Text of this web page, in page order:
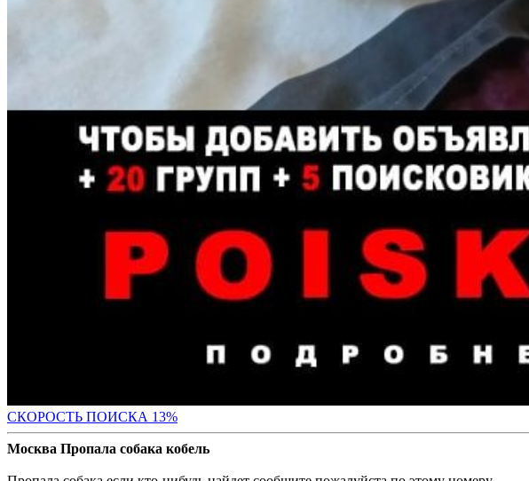
СКОРОСТЬ ПОИСКА 13%
Москва Пропала собака кобель